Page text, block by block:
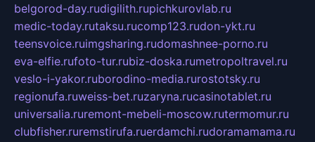
belgorod-day.rudigilith.rupichkurovlab.ru
medic-today.rutaksu.rucomp123.rudon-ykt.ru
teensvoice.ruimgsharing.rudomashnee-porno.ru
eva-elfie.rufoto-tur.rubiz-doska.rumetropoltravel.ru
veslo-i-yakor.ruborodino-media.rurostotsky.ru
regionufa.ruweiss-bet.ruzaryna.rucasinotablet.ru
universalia.ruremont-mebeli-moscow.rutermomur.ru
clubfisher.ruremstirufa.ruerdamchi.rudoramamama.ru